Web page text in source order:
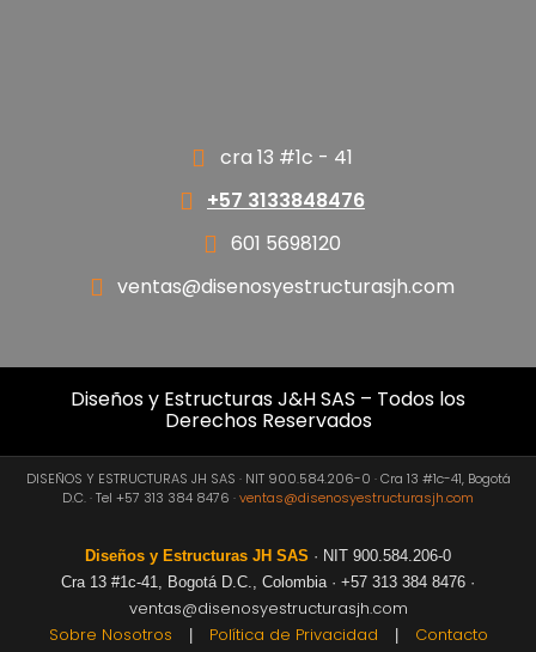
cra 13 #1c - 41
+57 3133848476
601 5698120
ventas@disenosyestructurasjh.com
Diseños y Estructuras J&H SAS – Todos los
Derechos Reservados
DISEÑOS Y ESTRUCTURAS JH SAS · NIT 900.584.206-0 · Cra 13 #1c-41, Bogotá
D.C. · Tel +57 313 384 8476 ·ventas@disenosyestructurasjh.com
Diseños y Estructuras JH SAS · NIT 900.584.206-0
Cra 13 #1c-41, Bogotá D.C., Colombia · +57 313 384 8476 ·
ventas@disenosyestructurasjh.com
Sobre Nosotros
Política de Privacidad Contacto